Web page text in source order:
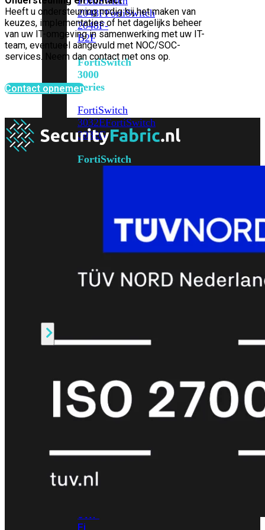
2048FFortiSwitch
2048F-
B2F
FortiSwitch
3000
Series
FortiSwitch
3032EFortiSwitch
3032G
FortiSwitch
FortiSwitchRugged
FortiSwitchRugged
424F-
POE
Points
bekijken
Wi-
Fi
5Wi-
6Wi-
Fi
Heeft u ondersteuning nodig bij het maken van
keuzes, implementaties of het dagelijks beheer
van uw IT-omgeving in samenwerking met uw IT-
team, eventueel aangevuld met NOC/SOC-
services. Neem dan contact met ons op.
Contact opnemen